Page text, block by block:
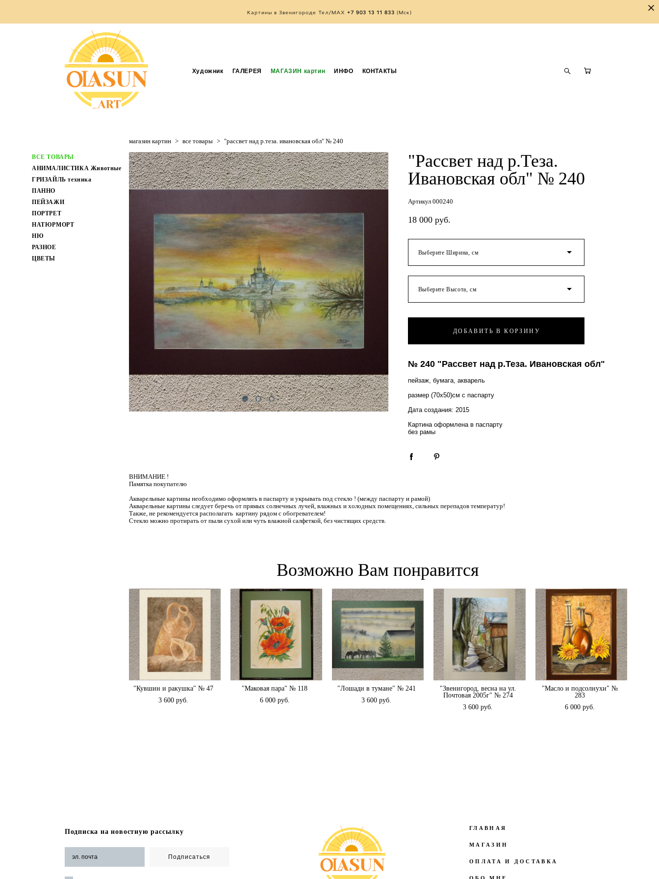
Картины в Звенигороде Тел/MAX +7 903 13 11 833 (Мск)
Художник ГАЛЕРЕЯ МАГАЗИН картин ИНФО КОНТАКТЫ
ВСЕ ТОВАРЫ
АНИМАЛИСТИКА Животные
ГРИЗАЙЛЬ техника
ПАННО
ПЕЙЗАЖИ
ПОРТРЕТ
НАТЮРМОРТ
НЮ
РАЗНОЕ
ЦВЕТЫ
магазин картин > все товары > "рассвет над р.теза. ивановская обл" № 240
"Рассвет над р.Теза.
Ивановская обл" № 240
Артикул 000240
18 000 pуб.
Выберите Ширина, см
Выберите Высота, см
ДОБАВИТЬ В КОРЗИНУ
№ 240 "Рассвет над р.Теза. Ивановская обл"
пейзаж, бумага, акварель
размер (70х50)см с паспарту
Дата создания: 2015
Картина оформлена в паспарту
без рамы
ВНИМАНИЕ !
Памятка покупателю
Акварельные картины необходимо оформлять в паспарту и укрывать под стекло ! (между паспарту и рамой)
Акварельные картины следует беречь от прямых солнечных лучей, влажных и холодных помещениях, сильных перепадов температур!
Также, не рекомендуется располагать картину рядом с обогревателем!
Стекло можно протирать от пыли сухой или чуть влажной салфеткой, без чистящих средств.
Возможно Вам понравится
"Кувшин и ракушка" № 47
3 600 pуб.
"Маковая пара" № 118
6 000 pуб.
"Лошади в тумане" № 241
3 600 pуб.
"Звенигород, весна на ул.
Почтовая 2005г" № 274
3 600 pуб.
"Масло и подсолнухи" №
283
6 000 pуб.
Подписка на новостную рассылку
Подписаться
ГЛАВНАЯ
МАГАЗИН
ОПЛАТА И ДОСТАВКА